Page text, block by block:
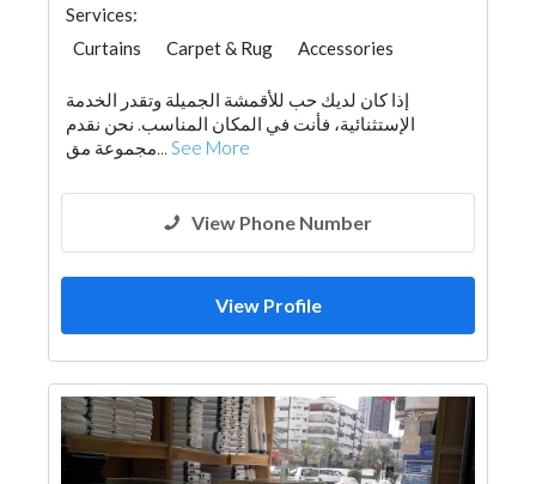
Services:
Curtains
Carpet & Rug
Accessories
إذا كان لديك حب للأقمشة الجميلة وتقدر الخدمة
الإستثنائية، فأنت في المكان المناسب. نحن نقدم
مجموعة مق... See More
View Phone Number
View Profile